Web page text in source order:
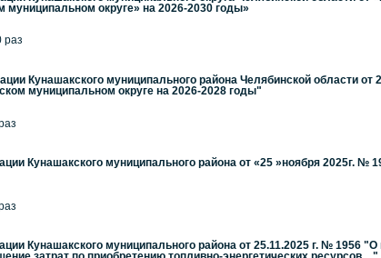
муниципальном округе» на 2026-2030 годы»
раз
Кунашакского муниципального района Челябинской области
муниципальном округе на 2026-2028 годы"
Кунашакского муниципального района от «25 »ноября 2025г. №
Кунашакского муниципального района от 25.11.2025 г. № 1956